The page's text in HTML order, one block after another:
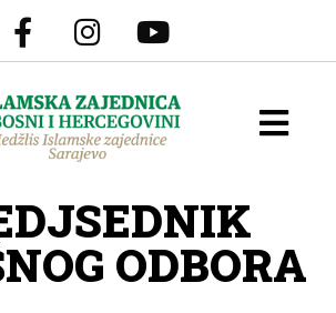
ODBORA